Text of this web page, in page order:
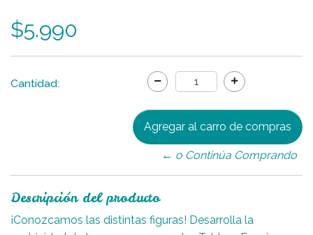
$5.990
Cantidad:
← o Continúa Comprando
Descripción del producto
¡Conozcamos las distintas figuras! Desarrolla la